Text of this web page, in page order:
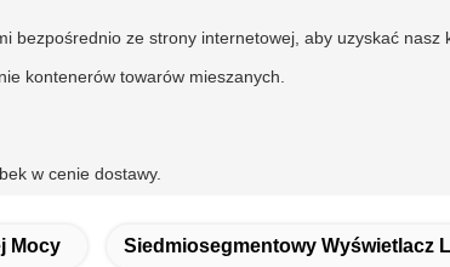
bezpośrednio ze strony internetowej, aby uzyskać nasz
kontenerów towarów mieszanych.
w cenie dostawy.
Mocy Siedmiosegmentowy Wyświetlacz